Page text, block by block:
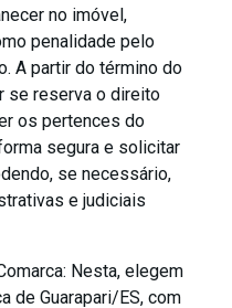
no imóvel,
penalidade pelo
A partir do término do
se reserva o direito
os pertences do
segura e solicitar
se necessário,
e judiciais
Nesta, elegem
de Guarapari/ES, com